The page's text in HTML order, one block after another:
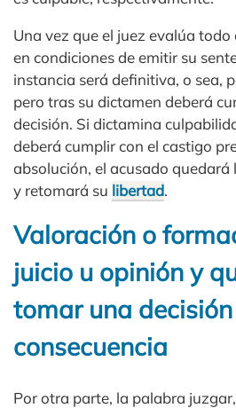
Una vez que el juez evalúa
en condiciones de emitir su
instancia será definitiva, o sea,
pero tras su dictamen deberá
decisión. Si dictamina
deberá cumplir con el castigo
absolución, el acusado quedará
y retomará su libertad.
Valoración o
juicio u opinión y
tomar una
consecuencia
Por otra parte, la palabra